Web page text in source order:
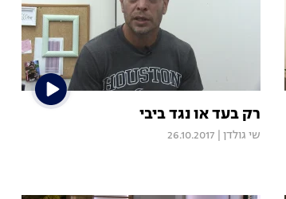
רק בעד או נגד ביבי
שי גולדן 26.10.2017